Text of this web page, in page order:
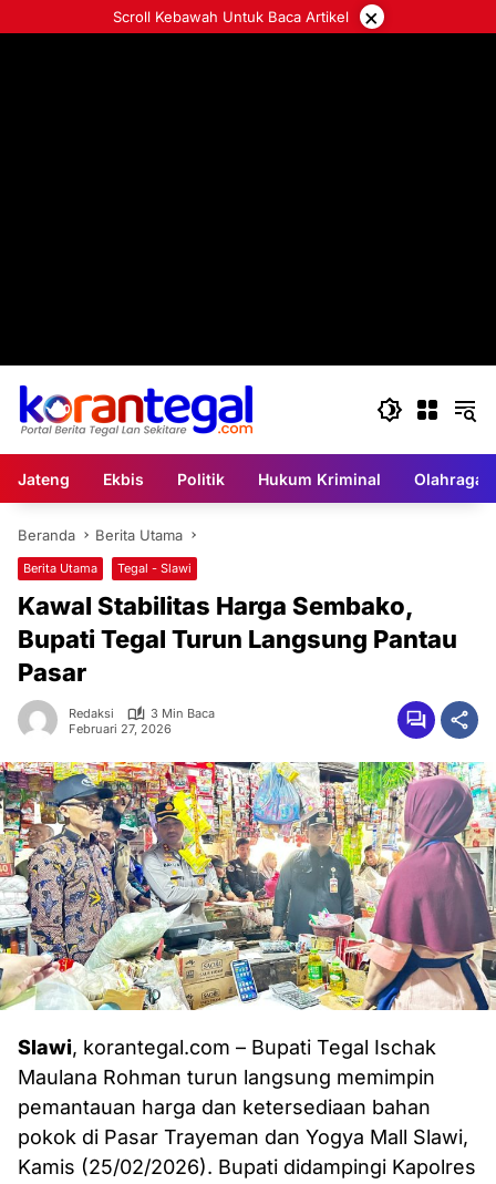
ke
Scroll Kebawah Untuk Baca Artikel ×
Jateng Ekbis Politik Hukum Kriminal Olahraga
Beranda Berita Utama
Berita Utama Tegal - Slawi
Kawal Stabilitas Harga Sembako,
Bupati Tegal Turun Langsung Pantau
Pasar
Redaksi
3 Min Baca
Februari 27, 2026
Slawi, korantegal.com – Bupati Tegal Ischak
Maulana Rohman turun langsung memimpin
pemantauan harga dan ketersediaan bahan
pokok di Pasar Trayeman dan Yogya Mall Slawi,
Kamis (25/02/2026). Bupati didampingi Kapolres